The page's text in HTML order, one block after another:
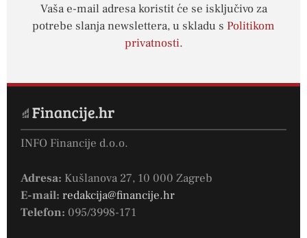
Vaša e-mail adresa koristit će se isključivo za
potrebe slanja newslettera, u skladu s Politikom
privatnosti.
INFO Financije d.o.o.
Adresa: Kušlanova 27, 10 000 Zagreb
E-mail: redakcija@financije.hr
Telefon: 095/3998-171